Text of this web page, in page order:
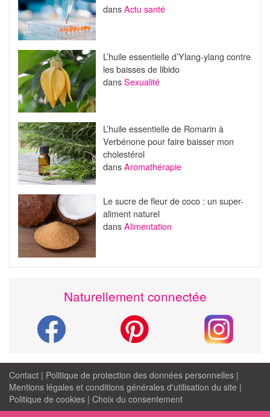
dansActu santé
L’huile essentielle d’Ylang-ylang contre
les baisses de libido
dansSexualité
L’huile essentielle de Romarin à
Verbénone pour faire baisser mon
cholestérol
dansAromathérapie
Le sucre de fleur de coco : un super-
aliment naturel
dansAlimentation
Naturellement connectée
Contact | Politique de protection des données personnelles |
Mentions légales et conditions générales d'utilisation du site |
Politique de cookies | Choix du consentement